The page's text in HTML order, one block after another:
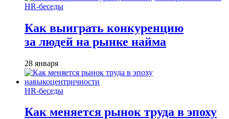
HR-беседы
Как выиграть конкуренцию
за людей на рынке найма
28 января
HR-беседы
Как меняется рынок труда в эпоху